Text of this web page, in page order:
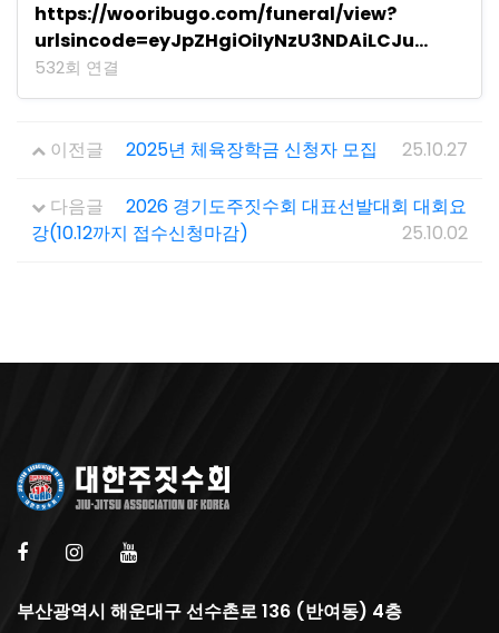
https://wooribugo.com/funeral/view?
urlsincode=eyJpZHgiOiIyNzU3NDAiLCJu…
532회 연결
이전글 2025년 체육장학금 신청자 모집 25.10.27
다음글
2026 경기도주짓수회 대표선발대회 대회요
강(10.12까지 접수신청마감)
25.10.02
부산광역시 해운대구 선수촌로 136 (반여동) 4층